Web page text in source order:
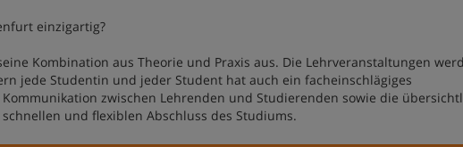
einzigartig?
Kombination aus Theorie und Praxis aus. Die Lehrveranstaltungen
jede Studentin und jeder Student hat auch ein facheinschlägiges
zwischen Lehrenden und Studierenden sowie die
und flexiblen Abschluss des Studiums.